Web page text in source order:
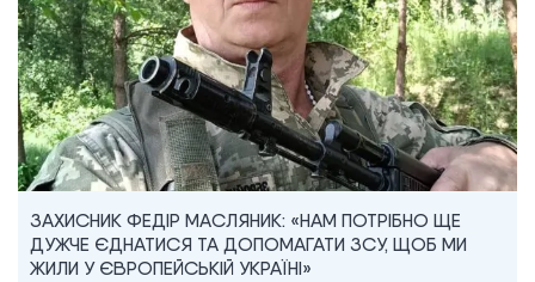
ЗАХИСНИК ФЕДІР МАСЛЯНИК: «НАМ ПОТРІБНО ЩЕ
ДУЖЧЕ ЄДНАТИСЯ ТА ДОПОМАГАТИ ЗСУ, ЩОБ МИ
ЖИЛИ У ЄВРОПЕЙСЬКІЙ УКРАЇНІ»